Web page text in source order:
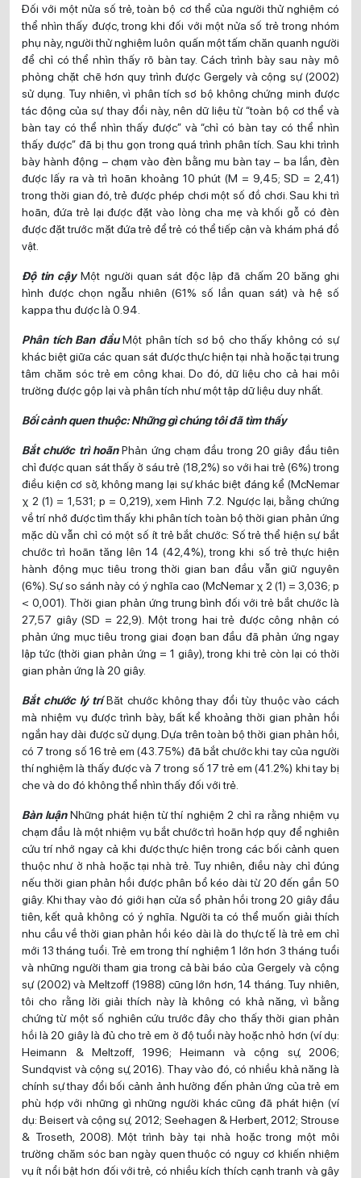
Đối với một nửa số trẻ, toàn bộ cơ thể của người thử nghiệm có
thể nhìn thấy được, trong khi đối với một nửa số trẻ trong nhóm
phụ này, người thử nghiệm luôn quấn một tấm chăn quanh người
để chỉ có thể nhìn thấy rõ bàn tay. Cách trình bày sau này mô
phỏng chặt chẽ hơn quy trình được Gergely và cộng sự (2002)
sử dụng. Tuy nhiên, vì phân tích sơ bộ không chứng minh được
tác động của sự thay đổi này, nên dữ liệu từ “toàn bộ cơ thể và
bàn tay có thể nhìn thấy được” và “chỉ có bàn tay có thể nhìn
thấy được” đã bị thu gọn trong quá trình phân tích. Sau khi trình
bày hành động – chạm vào đèn bằng mu bàn tay – ba lần, đèn
được lấy ra và trì hoãn khoảng 10 phút (M = 9,45; SD = 2,41)
trong thời gian đó, trẻ được phép chơi một số đồ chơi. Sau khi trì
hoãn, đứa trẻ lại được đặt vào lòng cha mẹ và khối gỗ có đèn
được đặt trước mặt đứa trẻ để trẻ có thể tiếp cận và khám phá đồ
vật.
Độ tin cậyMột người quan sát độc lập đã chấm 20 băng ghi
hình được chọn ngẫu nhiên (61% số lần quan sát) và hệ số
kappa thu được là 0.94.
Phân tích Ban đầuMột phân tích sơ bộ cho thấy không có sự
khác biệt giữa các quan sát được thực hiện tại nhà hoặc tại trung
tâm chăm sóc trẻ em công khai. Do đó, dữ liệu cho cả hai môi
trường được gộp lại và phân tích như một tập dữ liệu duy nhất.
Bối cảnh quen thuộc: Những gì chúng tôi đã tìm thấy
Bắt chước trì hoãnPhản ứng chạm đầu trong 20 giây đầu tiên
chỉ được quan sát thấy ở sáu trẻ (18,2%) so với hai trẻ (6%) trong
điều kiện cơ sở, không mang lại sự khác biệt đáng kể (McNemar
χ 2 (1) = 1,531; p = 0,219), xem Hình 7.2. Ngược lại, bằng chứng
về trí nhớ được tìm thấy khi phân tích toàn bộ thời gian phản ứng
mặc dù vẫn chỉ có một số ít trẻ bắt chước: Số trẻ thể hiện sự bắt
chước trì hoãn tăng lên 14 (42,4%), trong khi số trẻ thực hiện
hành động mục tiêu trong thời gian ban đầu vẫn giữ nguyên
(6%). Sự so sánh này có ý nghĩa cao (McNemar χ 2 (1) = 3,036; p
< 0,001). Thời gian phản ứng trung bình đối với trẻ bắt chước là
27,57 giây (SD = 22,9). Một trong hai trẻ được công nhận có
phản ứng mục tiêu trong giai đoạn ban đầu đã phản ứng ngay
lập tức (thời gian phản ứng = 1 giây), trong khi trẻ còn lại có thời
gian phản ứng là 20 giây.
Bắt chước lý tríBăt chước không thay đổi tùy thuộc vào cách
mà nhiệm vụ được trình bày, bất kể khoảng thời gian phản hồi
ngắn hay dài được sử dụng. Dựa trên toàn bộ thời gian phản hồi,
có 7 trong số 16 trẻ em (43.75%) đã bắt chước khi tay của người
thí nghiệm là thấy được và 7 trong số 17 trẻ em (41.2%) khi tay bị
che và do đó không thể nhìn thấy đối với trẻ.
Bàn luậnNhững phát hiện từ thí nghiệm 2 chỉ ra rằng nhiệm vụ
chạm đầu là một nhiệm vụ bắt chước trì hoãn hợp quy để nghiên
cứu trí nhớ ngay cả khi được thực hiện trong các bối cảnh quen
thuộc như ở nhà hoặc tại nhà trẻ. Tuy nhiên, điều này chỉ đúng
nếu thời gian phản hồi được phân bổ kéo dài từ 20 đến gần 50
giây. Khi thay vào đó giới hạn cửa sổ phản hồi trong 20 giây đầu
tiên, kết quả không có ý nghĩa. Người ta có thể muốn giải thích
nhu cầu về thời gian phản hồi kéo dài là do thực tế là trẻ em chỉ
mới 13 tháng tuổi. Trẻ em trong thí nghiệm 1 lớn hơn 3 tháng tuổi
và những người tham gia trong cả bài báo của Gergely và cộng
sự (2002) và Meltzoff (1988) cũng lớn hơn, 14 tháng. Tuy nhiên,
tôi cho rằng lời giải thích này là không có khả năng, vì bằng
chứng từ một số nghiên cứu trước đây cho thấy thời gian phản
hồi là 20 giây là đủ cho trẻ em ở độ tuổi này hoặc nhỏ hơn (ví dụ:
Heimann & Meltzoff, 1996; Heimann và cộng sự, 2006;
Sundqvist và cộng sự, 2016). Thay vào đó, có nhiều khả năng là
chính sự thay đổi bối cảnh ảnh hưởng đến phản ứng của trẻ em
phù hợp với những gì những người khác cũng đã phát hiện (ví
dụ: Beisert và cộng sự, 2012; Seehagen & Herbert, 2012; Strouse
& Troseth, 2008). Một trình bày tại nhà hoặc trong một môi
trường chăm sóc ban ngày quen thuộc có nguy cơ khiến nhiệm
vụ ít nổi bật hơn đối với trẻ, có nhiều kích thích cạnh tranh và gây